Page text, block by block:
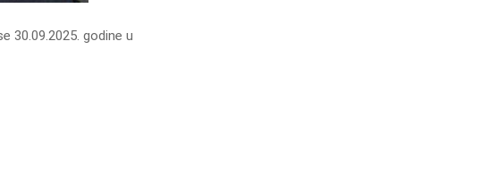
30.09.2025. godine u